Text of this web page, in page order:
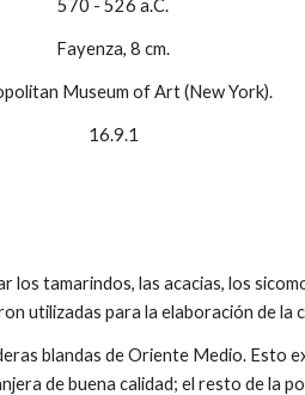
570 - 526 a.C.
Fayenza, 8 cm.
Museum of Art (New York).
16.9.1
los tamarindos, las acacias, los
utilizadas para la elaboración de
blandas de Oriente Medio. Esto
de buena calidad; el resto de la